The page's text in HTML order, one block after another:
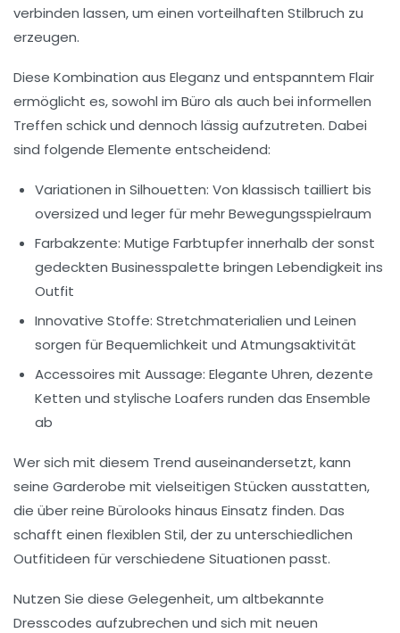
verbinden lassen, um einen vorteilhaften Stilbruch zu
erzeugen.
Diese Kombination aus Eleganz und entspanntem Flair
ermöglicht es, sowohl im Büro als auch bei informellen
Treffen schick und dennoch lässig aufzutreten. Dabei
sind folgende Elemente entscheidend:
Variationen in Silhouetten: Von klassisch tailliert bis
oversized und leger für mehr Bewegungsspielraum
Farbakzente: Mutige Farbtupfer innerhalb der sonst
gedeckten Businesspalette bringen Lebendigkeit ins
Outfit
Innovative Stoffe: Stretchmaterialien und Leinen
sorgen für Bequemlichkeit und Atmungsaktivität
Accessoires mit Aussage: Elegante Uhren, dezente
Ketten und stylische Loafers runden das Ensemble
ab
Wer sich mit diesem Trend auseinandersetzt, kann
seine Garderobe mit vielseitigen Stücken ausstatten,
die über reine Bürolooks hinaus Einsatz finden. Das
schafft einen flexiblen Stil, der zu unterschiedlichen
Outfitideen für verschiedene Situationen passt.
Nutzen Sie diese Gelegenheit, um altbekannte
Dresscodes aufzubrechen und sich mit neuen